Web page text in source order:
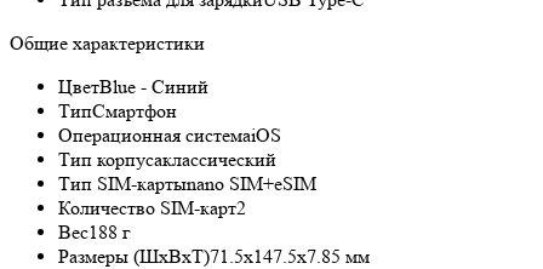
Общие характеристики
ЦветBlue - Синий
ТипСмартфон
Операционная системаiOS
Тип корпусаклассический
Тип SIM-картыnano SIM+eSIM
Количество SIM-карт2
Вес188 г
Размеры (ШxВxТ)71.5x147.5x7.85 мм